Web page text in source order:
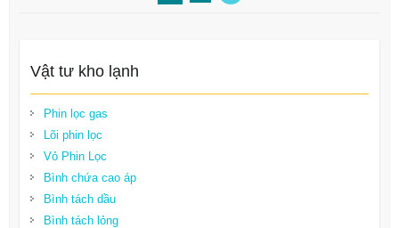
Vật tư kho lạnh
Phin lọc gas
Lõi phin lọc
Vỏ Phin Lọc
Bình chứa cao áp
Bình tách dầu
Bình tách lỏng